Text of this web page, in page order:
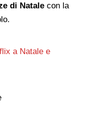
di Natalecon la
a Natale e